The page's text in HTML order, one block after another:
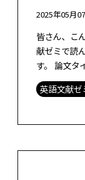
2025年05月
皆さん、こ
献ゼミで読
す。 論文
analytics
英語文献ゼ